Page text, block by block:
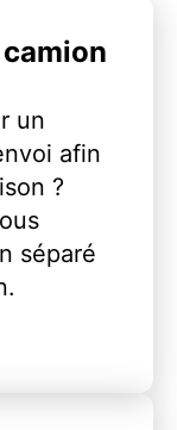
un
afin
?
séparé